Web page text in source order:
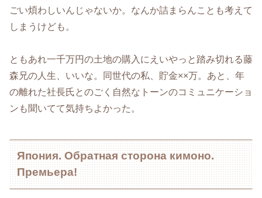
ごい煩わしいんじゃないか。なんか詰まらんことも考えて
しまうけども。
ともあれ一千万円の土地の購入にえいやっと踏み切れる藤
森兄の人生、いいな。同世代の私、貯金××万。あと、年
の離れた社長氏とのごく自然なトーンのコミュニケーショ
ンも聞いてて気持ちよかった。
Япония. Обратная сторона кимоно.
Премьера!